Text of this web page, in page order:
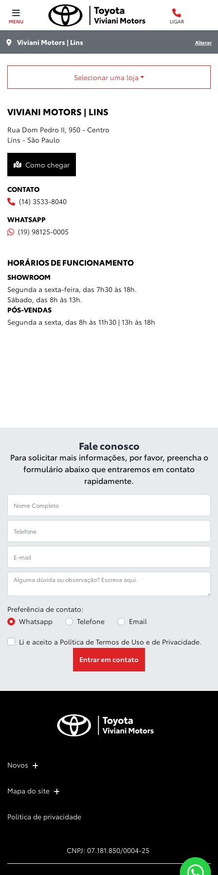
MENU LIGAR
Viviani Motors | Lins Alterar
Selecionar uma loja
VIVIANI MOTORS | LINS
Rua Dom Pedro II, 950 - Centro
Lins - São Paulo
Como chegar
CONTATO
(14) 3533-8040
WHATSAPP
(19) 98125-0005
HORÁRIOS DE FUNCIONAMENTO
SHOWROOM
Segunda a sexta-feira, das 7h30 às 18h.
Sábado, das 8h às 13h.
PÓS-VENDAS
Segunda a sexta, das 8h às 11h30 | 13h às 18h
Fale conosco
Para solicitar mais informações, por favor, preencha o
formulário abaixo que entraremos em contato
rapidamente.
Preferência de contato:
Whatsapp
Telefone Email
Li e aceito a Política de Termos de Uso e de Privacidade.
Entrar em contato
Novos
Mapa do site
Política de privacidade
CNPJ: 07.181.850/0004-25